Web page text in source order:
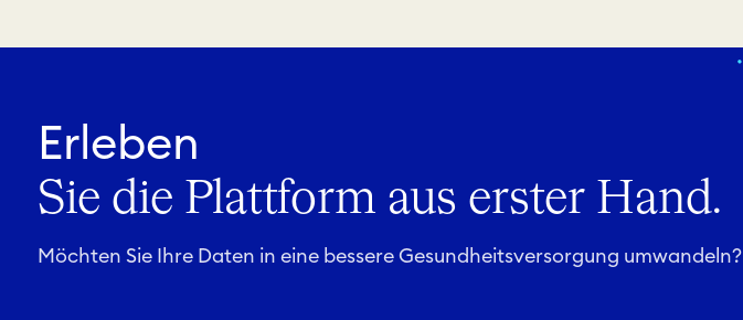
Erleben
Sie die Plattform aus erster Hand.
Möchten Sie Ihre Daten in eine bessere Gesundheitsversorgung umwandeln?